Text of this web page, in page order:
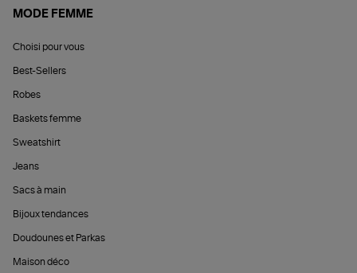
MODE FEMME
Choisi pour vous
Best-Sellers
Robes
Baskets femme
Sweatshirt
Jeans
Sacs à main
Bijoux tendances
Doudounes et Parkas
Maison déco